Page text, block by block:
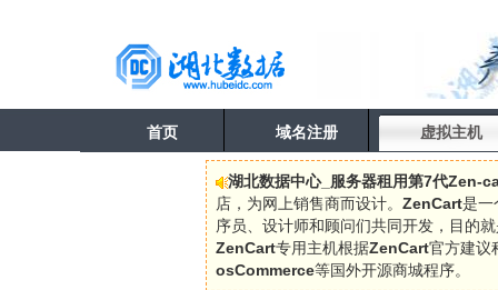
首页 域名注册 虚拟主机
湖北数据中心_服务器租用第7代Zen-
店，为网上销售商而设计。 ZenCart是一
序员、设计师和顾问们共同开发，目的
ZenCart专用主机根据ZenCart官方建议
osCommerce等国外开源商城程序。